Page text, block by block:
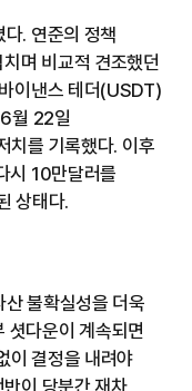
. 연준의 정책
며 비교적 견조했던
이낸스 테더(USDT)
월 22일
를 기록했다. 이후
시 10만달러를
상태다.
불확실성을 더욱
셧다운이 계속되면
이 결정을 내려야